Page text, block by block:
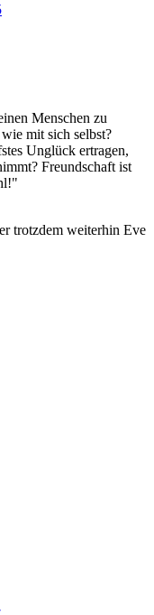
Menschen zu
mit sich selbst?
Unglück ertragen,
Freundschaft ist
trotzdem weiterhin Eve